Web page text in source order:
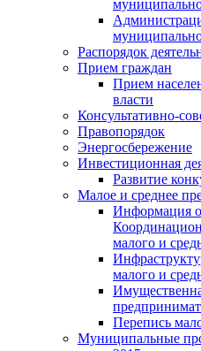
Распорядок
Прием граждан
Прием
власти
Консультативно-
Правопорядок
Энергосбережение
Инвестиционная
Развитие
Малое и среднее
Информация о
малого и
малого и
Перепись
Муниципальные